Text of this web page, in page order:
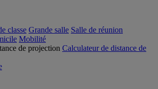
classe Grande salle Salle de réunion
Mobilité
Calculateur de distance de